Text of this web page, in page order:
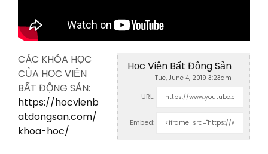
Học Viện Bất Động Sản
Tue, June 4, 2019 3:23am
URL:
Embed:
CÁC KHÓA HỌC
CỦA HỌC VIỆN
BẤT ĐỘNG SẢN:
https://hocvienb
atdongsan.com/
khoa-hoc/